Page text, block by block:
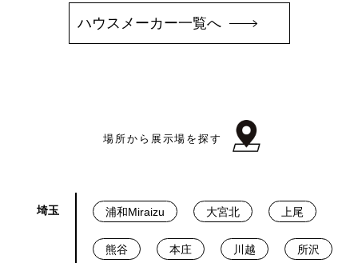
ハウスメーカー一覧へ
場所から展示場を探す
埼玉 浦和Miraizu 大宮北 上尾
熊谷 本庄 川越 所沢